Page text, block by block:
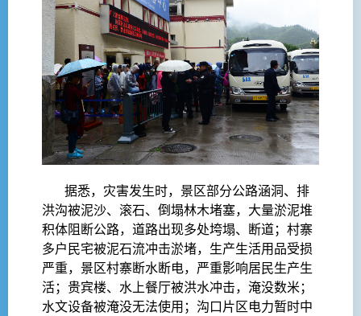
据悉，灾害发生时，景区部分公路涵洞、排
洪沟被泥沙、滚石、倒塌林木堵塞，大量淤泥堆
积体阻断公路，道路出现多处垮塌、断道；村寨
多户民宅被泥石流冲击淤堵，生产生活用品受损
严重，景区村寨断水断电，严重影响居民生产生
活；贵宾楼、水上餐厅被洪水冲击，淹没数米；
水文设备被淹没无法使用；沟口片区电力暂时中